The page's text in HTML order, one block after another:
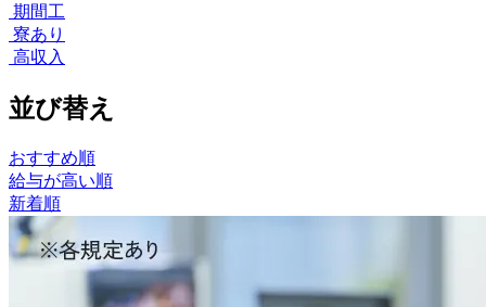
期間工
寮あり
高収入
並び替え
おすすめ順
給与が高い順
新着順